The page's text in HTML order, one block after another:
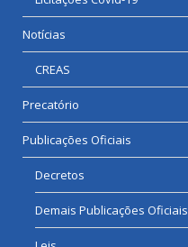
Notícias
CREAS
Precatório
Publicações Oficiais
Decretos
Demais Publicações Oficiais